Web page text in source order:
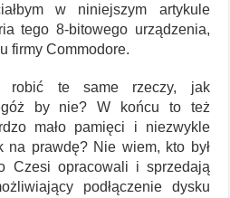
w niniejszym artykule
tego 8-bitowego urządzenia,
firmy Commodore.
robić te same rzeczy, jak
by nie? W końcu to też
mało pamięci i niezwykle
na prawdę? Nie wiem, kto był
Czesi opracowali i sprzedają
podłączenie dysku